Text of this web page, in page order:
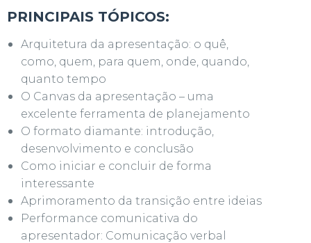
PRINCIPAIS TÓPICOS:
Arquitetura da apresentação: o quê,
como, quem, para quem, onde, quando,
quanto tempo
O Canvas da apresentação – uma
excelente ferramenta de planejamento
O formato diamante: introdução,
desenvolvimento e conclusão
Como iniciar e concluir de forma
interessante
Aprimoramento da transição entre ideias
Performance comunicativa do
apresentador: Comunicação verbal